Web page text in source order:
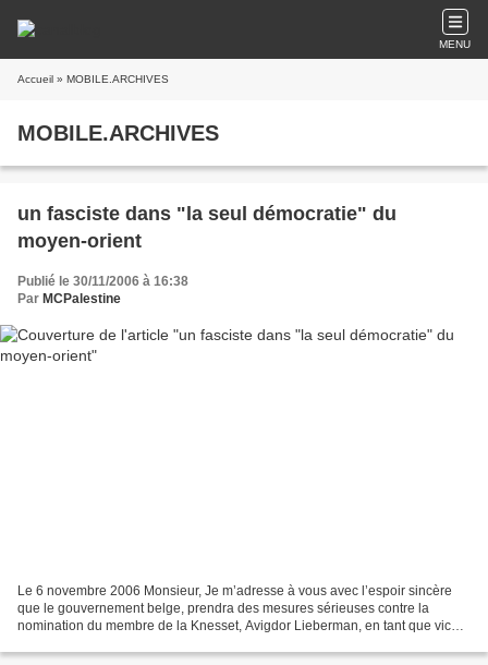
MENU
Accueil » MOBILE.ARCHIVES
MOBILE.ARCHIVES
un fasciste dans "la seul démocratie" du
moyen-orient
Publié le 30/11/2006 à 16:38
Par MCPalestine
Le 6 novembre 2006 Monsieur, Je m’adresse à vous avec l’espoir sincère
que le gouvernement belge, prendra des mesures sérieuses contre la
nomination du membre de la Knesset, Avigdor Lieberman, en tant que vice-